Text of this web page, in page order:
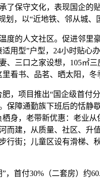
了保守文化，表现国企的
划，以“近地铁、邻从城、
人文社区。促进邻里豪
用型”户型，24小时贴心
、三口之家设想，105㎡
看书、品茗、晒太阳，冬
项目推出“国企级首付分
保障通勤族下班后的恬静
栖身，老带新优惠：老业
而建，从质量、社区、升
行街；儿童区设有滑梯、
付30%（二套房）约